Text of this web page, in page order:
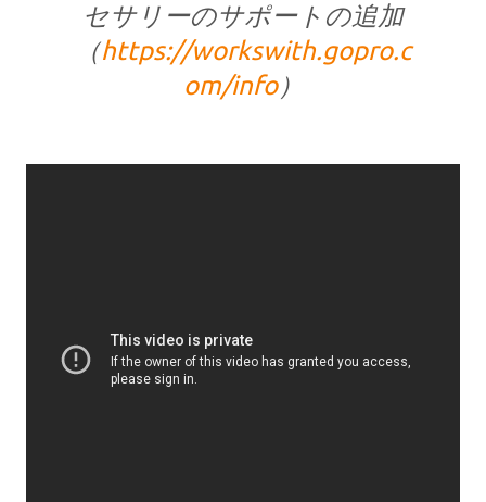
セサリーのサポートの追加
（https://workswith.gopro.c
om/info）